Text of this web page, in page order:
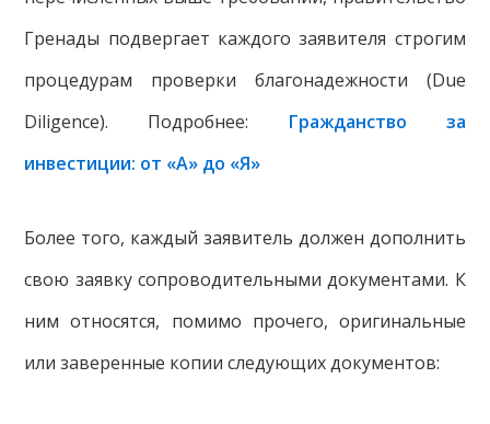
Гренады подвергает каждого заявителя строгим
процедурам проверки благонадежности (Due
Diligence). Подробнее: Гражданство за
инвестиции: от «А» до «Я»
Более того, каждый заявитель должен дополнить
свою заявку сопроводительными документами. К
ним относятся, помимо прочего, оригинальные
или заверенные копии следующих документов: